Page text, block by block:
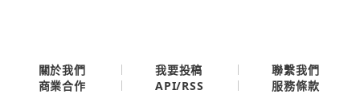
關於我們 我要投稿
聯繫我們
商業合作
API/RSS 服務條款